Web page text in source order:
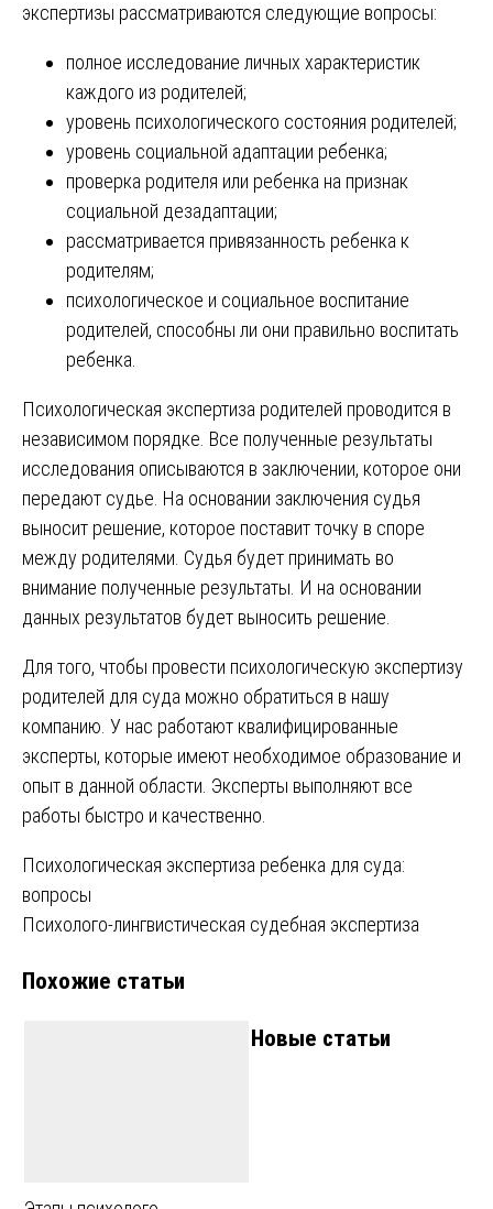
экспертизы рассматриваются следующие вопросы:
полное исследование личных характеристик
каждого из родителей;
уровень психологического состояния родителей;
уровень социальной адаптации ребенка;
проверка родителя или ребенка на признак
социальной дезадаптации;
рассматривается привязанность ребенка к
родителям;
психологическое и социальное воспитание
родителей, способны ли они правильно воспитать
ребенка.
Психологическая экспертиза родителей проводится в
независимом порядке. Все полученные результаты
исследования описываются в заключении, которое они
передают судье. На основании заключения судья
выносит решение, которое поставит точку в споре
между родителями. Судья будет принимать во
внимание полученные результаты. И на основании
данных результатов будет выносить решение.
Для того, чтобы провести психологическую экспертизу
родителей для суда можно обратиться в нашу
компанию. У нас работают квалифицированные
эксперты, которые имеют необходимое образование и
опыт в данной области. Эксперты выполняют все
работы быстро и качественно.
Навигация
по
Психологическая экспертиза ребенка для суда:
вопросы
Психолого-лингвистическая судебная экспертиза
Похожие статьи
Новые статьи